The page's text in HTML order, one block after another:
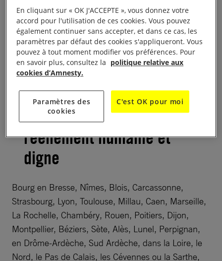
première session nationale desÉtats Généraux
prévue les 26 et 27 mai prochains.
Construire ensemble des
propositions pour une
politique migratoire
réellement humaine et
digne
Bourg en Bresse, Nîmes, Blois, Carcassonne,
Strasbourg, Lyon, Toulouse, Millau, Caen, Marseille,
La Rochelle, Chambéry, Rouen, Poitiers, Dijon,
Montpellier, Béziers, Sète, Alès, Lunel, Perpignan,
en Drôme-Ardèche, Sud Ardèche, dans la Loire, le
Nord, le Pas de Calais, les Cévennes ou la Sarthe,
En cliquant sur « OK J'ACCEPTE », vous donnez votre
accord pour l'utilisation de ces cookies. Vous pouvez
également continuer sans accepter, et dans ce cas, les
paramètres par défaut des cookies s'appliqueront. Vous
pouvez à tout moment modifier vos préférences. Pour
en savoir plus, consultez la politique relative aux
cookies d’Amnesty.
Paramètres des
cookies
C'est OK pour moi